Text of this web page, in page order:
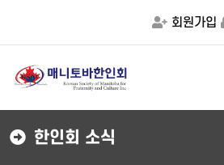
회원가입
한인회 소식